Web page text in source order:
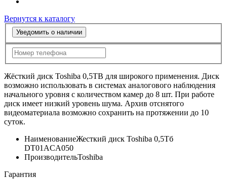
Вернутся к каталогу
Уведомить о наличии
Жёсткий диск Toshiba 0,5TB для широкого применения. Диск
возможно использовать в системах аналогового наблюдения
начального уровня с количеством камер до 8 шт. При работе
диск имеет низкий уровень шума. Архив отснятого
видеоматериала возможно сохранить на протяжении до 10
суток.
НаименованиеЖесткий диск Toshiba 0,5Тб
DT01ACA050
ПроизводительToshiba
Гарантия